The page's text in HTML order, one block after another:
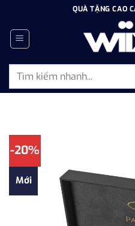
dung
QUÀ TẶNG CAO
Tìm
-20%
Mới